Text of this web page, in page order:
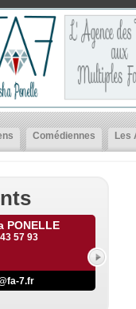
Comédiennes Les
PONELLE
57 93
7.fr